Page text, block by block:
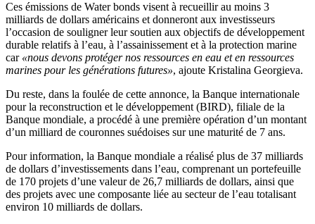
Ces émissions de Water bonds visent à recueillir au moins 3
milliards de dollars américains et donneront aux investisseurs
l’occasion de souligner leur soutien aux objectifs de développement
durable relatifs à l’eau, à l’assainissement et à la protection marine
car «nous devons protéger nos ressources en eau et en ressources
marines pour les générations futures», ajoute Kristalina Georgieva.
Du reste, dans la foulée de cette annonce, la Banque internationale
pour la reconstruction et le développement (BIRD), filiale de la
Banque mondiale, a procédé à une première opération d’un montant
d’un milliard de couronnes suédoises sur une maturité de 7 ans.
Pour information, la Banque mondiale a réalisé plus de 37 milliards
de dollars d’investissements dans l’eau, comprenant un portefeuille
de 170 projets d’une valeur de 26,7 milliards de dollars, ainsi que
des projets avec une composante liée au secteur de l’eau totalisant
environ 10 milliards de dollars.